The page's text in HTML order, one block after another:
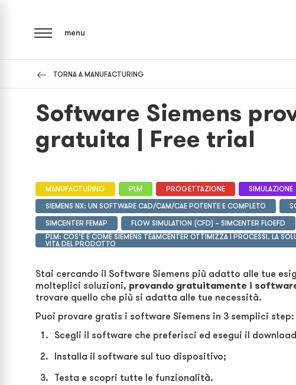
menu
TORNA A MANUFACTURING
Software Siemens
gratuita | Free trial
MANUFACTURING PLM PROGETTAZIONE
SIMULAZIONE
SIEMENS NX: UN SOFTWARE CAD/CAM/CAE POTENTE E COMPLETO
SIMCENTER FEMAP
FLOW SIMULATION (CFD) – SIMCENTER FLOEFD
PLM: COS’È E COME SIEMENS TEAMCENTER OTTIMIZZA I PROCESSI. LA
VITA DEL PRODOTTO
Stai cercando il Software Siemens più adatto alle tue
molteplici soluzioni, provando gratuitamente i
trovare quello che più si adatta alle tue necessità.
Puoi provare gratis i software Siemens in 3 semplici step:
Scegli il software che preferisci ed esegui il
Installa il software sul tuo dispositivo;
Testa e scopri tutte le funzionalità.